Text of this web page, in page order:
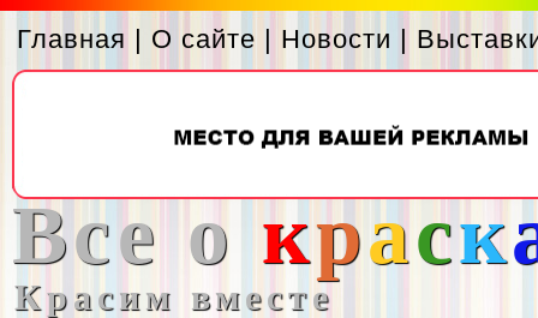
Главная | О сайте | Новости |
Все о краск
Красим вместе